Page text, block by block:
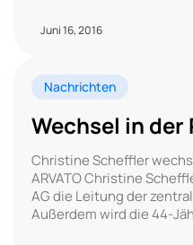
Juni 16, 2016
Nachrichten
Wechsel in der
Christine Scheffler
ARVATO Christine
AG die Leitung der
Außerdem wird die 44-